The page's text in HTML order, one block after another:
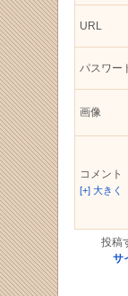
URL
パスワー
画像
コメント
[+] 大きく
投稿
サ